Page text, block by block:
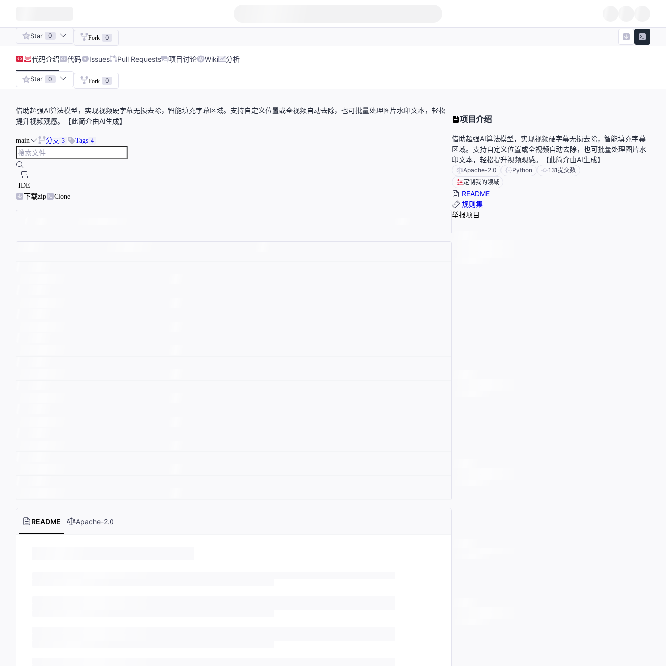
Star 0 Fork 0
代码介绍 代码 Issues Pull Requests 项目讨论 Wiki 分析
Star 0 Fork 0
借助超强AI算法模型，实现视频硬字幕无损去除，智能填充字幕区域。支持自定义位置或全视频自动去除，也可批量处理图片水印文本，轻松
提升视频观感。【此简介由AI生成】
main 分支 3 Tags 4
IDE
下载zip
Clone
README Apache-2.0
项目介绍
借助超强AI算法模型，实现视频硬字幕无损去除，智能填充字幕
区域。支持自定义位置或全视频自动去除，也可批量处理图片水
印文本，轻松提升视频观感。【此简介由AI生成】
Apache-2.0 Python 131提交数
定制我的领域
README
规则集
举报项目